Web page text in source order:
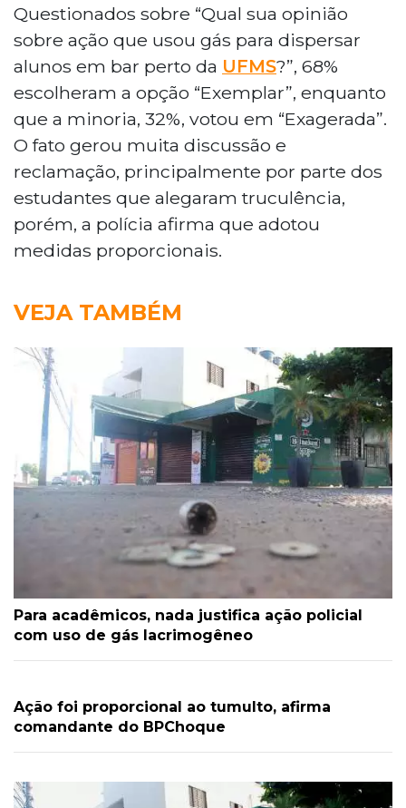
Questionados sobre “Qual sua opinião
sobre ação que usou gás para dispersar
alunos em bar perto da UFMS?”, 68%
escolheram a opção “Exemplar”, enquanto
que a minoria, 32%, votou em “Exagerada”.
O fato gerou muita discussão e
reclamação, principalmente por parte dos
estudantes que alegaram truculência,
porém, a polícia afirma que adotou
medidas proporcionais.
VEJA TAMBÉM
Para acadêmicos, nada justifica ação policial
com uso de gás lacrimogêneo
Ação foi proporcional ao tumulto, afirma
comandante do BPChoque